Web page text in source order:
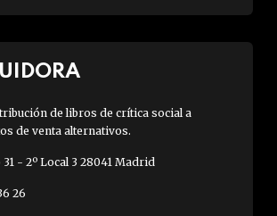
de libros de crítica social a
de venta alternativos.
- 2º Local 3 28041 Madrid
26